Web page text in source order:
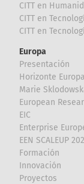
CITT en
CITT en
CITT en
Europa
Presentación
Horizonte Europa
Marie
European
EIC
Enterprise
EEN SCALEUP
Formación
Innovación
Proyectos